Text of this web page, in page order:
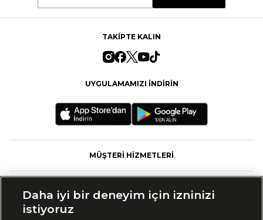
TAKİPTE KALIN
UYGULAMAMIZI İNDİRİN
MÜŞTERİ HİZMETLERİ
Daha iyi bir deneyim için izninizi
istiyoruz